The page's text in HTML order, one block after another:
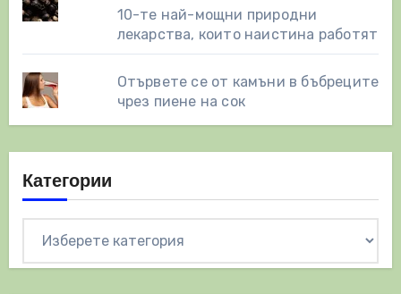
10-те най-мощни природни
лекарства, които наистина работят
Отървете се от камъни в бъбреците
чрез пиене на сок
Категории